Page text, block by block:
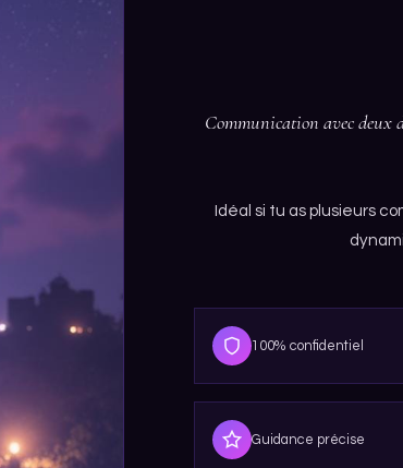
Communication avec deux
Idéal si tu as plusieurs
100% confidentiel
Guidance précise